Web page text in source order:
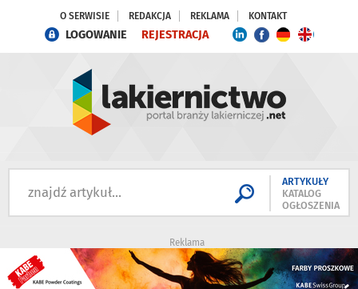
O SERWISIE REDAKCJA REKLAMA KONTAKT
LOGOWANIE REJESTRACJA
ARTYKUŁY
KATALOG
OGŁOSZENIA
Reklama